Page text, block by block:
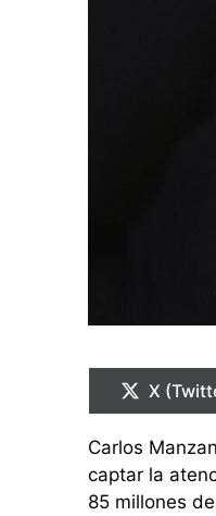
en
X
Carlos
captar la
85 millones
en